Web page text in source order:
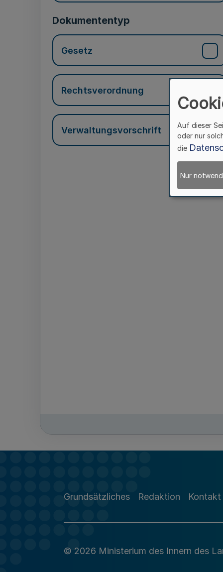
Dokumententyp
Gesetz
Rechtsverordnung
Verwaltungsvorschrift
Grundsätzliches Redaktion Kontakt
© 2026 Ministerium des Innern des
Auf dieser
oder nur
die
Nur